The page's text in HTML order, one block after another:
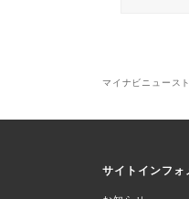
マイナビニュース
サイトインフォ